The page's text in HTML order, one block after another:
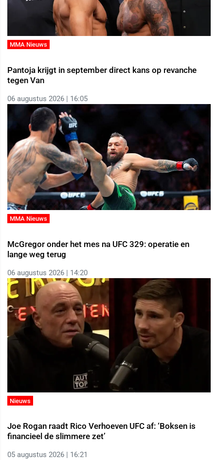
MMA Nieuws
Pantoja krijgt in september direct kans op revanche
tegen Van
06 augustus 2026 | 16:05
MMA Nieuws
McGregor onder het mes na UFC 329: operatie en
lange weg terug
06 augustus 2026 | 14:20
Nieuws
Joe Rogan raadt Rico Verhoeven UFC af: ‘Boksen is
financieel de slimmere zet’
05 augustus 2026 | 16:21